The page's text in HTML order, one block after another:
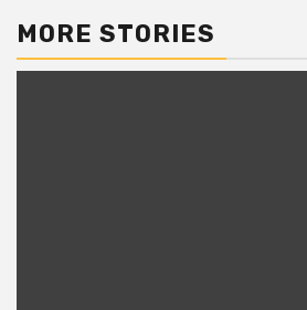
MORE STORIES